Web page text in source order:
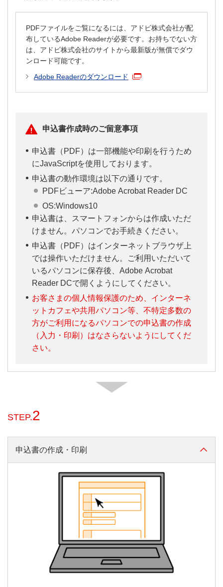
利用限度額設定
0～200万円（50万
円）／1回
0～200万円（50万
円）／1日
万円）／1ヵ月
円）／1日
0～1,000万円（1,000
万円）／1ヵ月
海外ATM現地通貨引出
／1回
0～10万円（10万円）
／1日
0～30万円（30万円）
／1ヵ月
海外利用時の手数
Visaが定める基準レートに当
行所定の海外事務手数料（消
費税込3.05％）を上乗せした
レートで円貨換算します。
別途ATM設置機関の所定の
ATM手数料が必要な場合があ
ります。
毎月のショッピングご利用
シュバックを行います。
毎月1日～末日のご利用に
応じた金額を翌月25日（銀
行休業日は翌営業日）に決
済口座に入金します。
キャッシュバック率は
0.2％（端数切り捨て）で
す。
PDFファイルをご覧になるには、アドビ株式会社が配
布しているAdobe Readerが必要です。お持ちでない方
は、アドビ株式会社のサイトから最新版が無償でダウ
ンロード可能です。
Adobe Readerのダウンロード
申込書作成時のご留意事項
申込書（PDF）は一部機能や印刷を行うため
にJavaScriptを使用しております。
申込書の動作環境は以下の通りです。
PDFビューア:Adobe Acrobat Reader DC
OS:Windows10
申込書は、スマートフォンからは作成いただ
けません。パソコンでお手続きください。
申込書（PDF）はインターネットブラウザ上
では操作いただけません。ご利用いただいて
いるパソコンに保存後、Adobe Acrobat
Reader DCで開くようにしてください。
お客さまの個人情報保護のため、インターネ
ットカフェや共用パソコン等、不特定多数の
方がご利用になるパソコンでの申込書の作成
（入力・印刷）はなさらないようにしてくだ
さい。
STEP.2
申込書の作成・印刷